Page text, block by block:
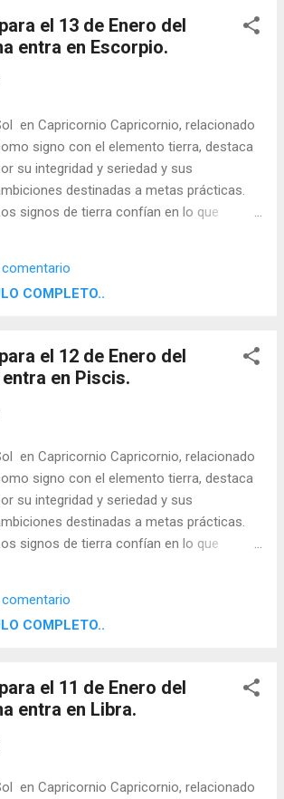
el 13 de Enero del
entra en Escorpio.
en Capricornio Capricornio, relacionado
signo con el elemento tierra, destaca
su integridad y seriedad y sus
destinadas a metas prácticas.
signos de tierra confían en lo que
disciplinados y fiables, y
cómo utilizar el mundo material.
COMPLETO..
el 12 de Enero del
en Piscis.
en Capricornio Capricornio, relacionado
signo con el elemento tierra, destaca
su integridad y seriedad y sus
destinadas a metas prácticas.
signos de tierra confían en lo que
disciplinados y fiables, y
cómo utilizar el mundo material.
COMPLETO..
el 11 de Enero del
entra en Libra.
en Capricornio Capricornio, relacionado